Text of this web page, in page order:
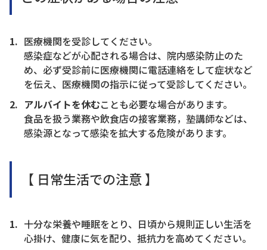
医療機関を受診してください。
感染症などが心配される場合は、院内感染防止のた
め、必ず受診前に医療機関に電話連絡をして症状など
を伝え、医療機関の指示に従って受診してください。
アルバイトを休むことも必要な場合があります。
食品を扱う業務や飲食店の接客業務，塾講師などは、
感染源となって感染を拡大する危険があります。
【 日常生活での注意 】
十分な栄養や睡眠をとり、日頃から規則正しい生活を
心掛け、健康に気を配り、抵抗力を高めてください。